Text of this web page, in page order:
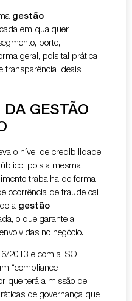
gestão
em qualquer
porte,
geral, pois tal prática
transparência ideais.
DA GESTÃO
o nível de credibilidade
pois a mesma
trabalha de forma
ocorrência de fraude cai
a gestão
o que garante a
no negócio.
2013 e com a ISO
“compliance
que terá a missão de
de governança que